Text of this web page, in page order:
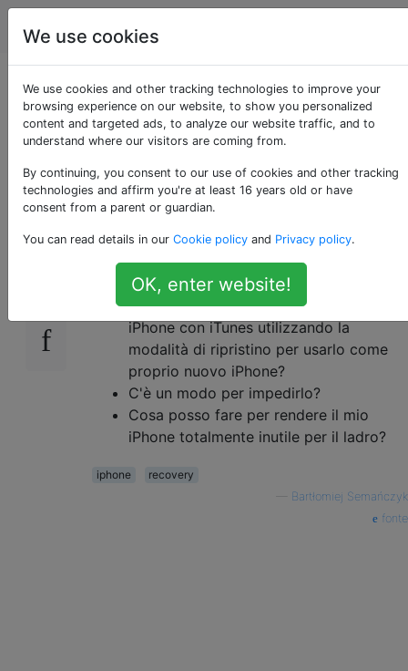
Apple
Come impedire a un
ladro di usare il mio
iPhone di sempre?
12
Cosa succede se il mio iPhone è stato rubato
e non voglio che nessun altro lo usi?
È sufficiente che il ladro ripristini il mio
iPhone con iTunes utilizzando la
modalità di ripristino per usarlo come
proprio nuovo iPhone?
C'è un modo per impedirlo?
Cosa posso fare per rendere il mio
iPhone totalmente inutile per il ladro?
iphone
recovery
Bartłomiej Semańczyk
fonte
We use cookies
We use cookies and other tracking technologies to improve your
browsing experience on our website, to show you personalized
content and targeted ads, to analyze our website traffic, and to
understand where our visitors are coming from.
By continuing, you consent to our use of cookies and other tracking
technologies and affirm you're at least 16 years old or have
consent from a parent or guardian.
You can read details in our Cookie policy and Privacy policy.
OK, enter website!